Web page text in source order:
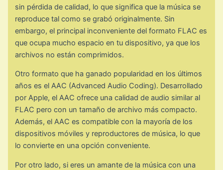
sin pérdida de calidad, lo que significa que la música se
reproduce tal como se grabó originalmente. Sin
embargo, el principal inconveniente del formato FLAC es
que ocupa mucho espacio en tu dispositivo, ya que los
archivos no están comprimidos.
Otro formato que ha ganado popularidad en los últimos
años es el AAC (Advanced Audio Coding). Desarrollado
por Apple, el AAC ofrece una calidad de audio similar al
FLAC pero con un tamaño de archivo más compacto.
Además, el AAC es compatible con la mayoría de los
dispositivos móviles y reproductores de música, lo que
lo convierte en una opción conveniente.
Por otro lado, si eres un amante de la música con una